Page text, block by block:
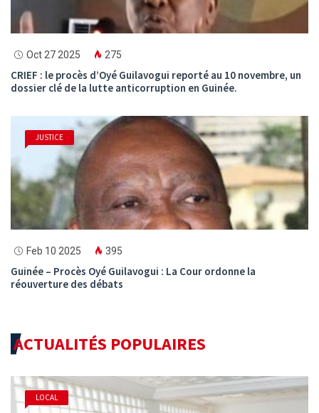
Oct 27 2025 275
CRIEF : le procès d’Oyé Guilavogui reporté au 10 novembre, un
dossier clé de la lutte anticorruption en Guinée.
JUSTICE
Feb 10 2025 395
Guinée – Procès Oyé Guilavogui : La Cour ordonne la
réouverture des débats
ACTUALITÉS POPULAIRES
LOCAL